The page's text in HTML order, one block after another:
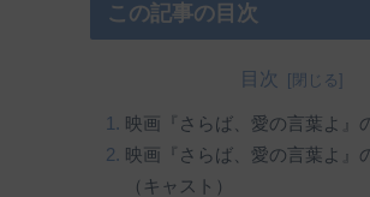
この記事の目次
目次
映画『さらば、愛の言葉よ』
映画『さらば、愛の言葉よ』
（キャスト）